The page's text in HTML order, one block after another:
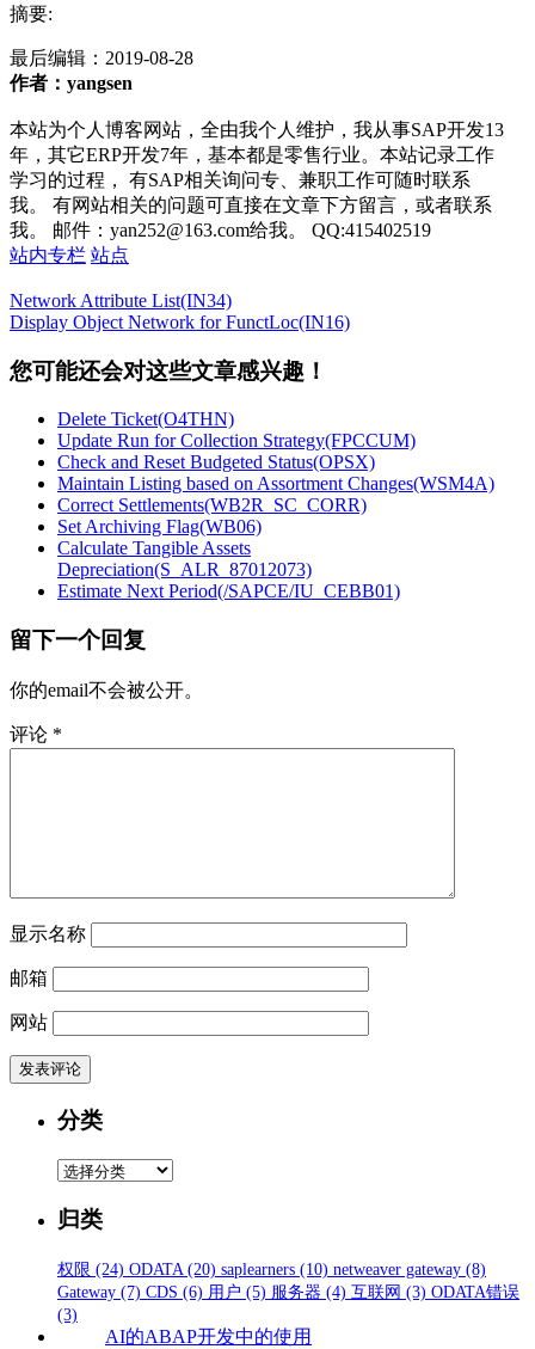
摘要:
最后编辑： 2019-08-28
作者：yangsen
本站为个人博客网站，全由我个人维护，我从事SAP开发13
年，其它ERP开发7年，基本都是零售行业。本站记录工作
学习的过程， 有SAP相关询问专、兼职工作可随时联系
我。 有网站相关的问题可直接在文章下方留言，或者联系
我。 邮件：yan252@163.com给我。 QQ:415402519
站内专栏 站点
Network Attribute List(IN34)
Display Object Network for FunctLoc(IN16)
您可能还会对这些文章感兴趣！
Delete Ticket(O4THN)
Update Run for Collection Strategy(FPCCUM)
Check and Reset Budgeted Status(OPSX)
Maintain Listing based on Assortment Changes(WSM4A)
Correct Settlements(WB2R_SC_CORR)
Set Archiving Flag(WB06)
Calculate Tangible Assets
Depreciation(S_ALR_87012073)
Estimate Next Period(/SAPCE/IU_CEBB01)
留下一个回复
你的email不会被公开。
评论 *
显示名称
邮箱
网站
分类
分
归类
权限 (24) ODATA (20) saplearners (10) netweaver gateway (8)
Gateway (7) CDS (6) 用户 (5) 服务器 (4) 互联网 (3) ODATA错误
(3)
AI的ABAP开发中的使用